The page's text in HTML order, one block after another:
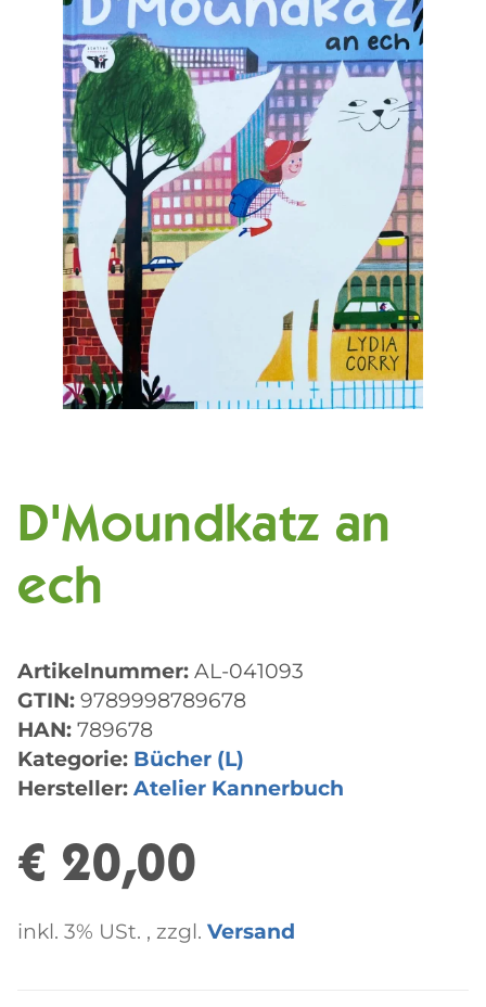
D'Moundkatz an
ech
Artikelnummer: AL-041093
GTIN: 9789998789678
HAN: 789678
Kategorie: Bücher (L)
Hersteller: Atelier Kannerbuch
€ 20,00
inkl. 3% USt. , zzgl. Versand